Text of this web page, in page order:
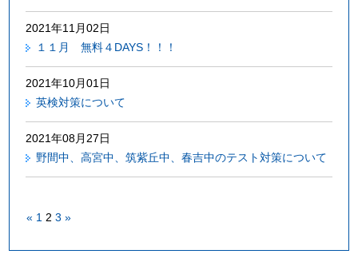
2021年11月02日
１１月 無料４DAYS！！！
2021年10月01日
英検対策について
2021年08月27日
野間中、高宮中、筑紫丘中、春吉中のテスト対策について
« 1 2 3 »